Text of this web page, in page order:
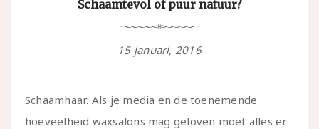
Schaamtevol of puur natuur?
15 januari, 2016
Schaamhaar. Als je media en de toenemende
hoeveelheid waxsalons mag geloven moet alles er